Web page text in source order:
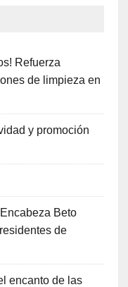
Refuerza
de limpieza en
y promoción
Beto
de
encanto de las